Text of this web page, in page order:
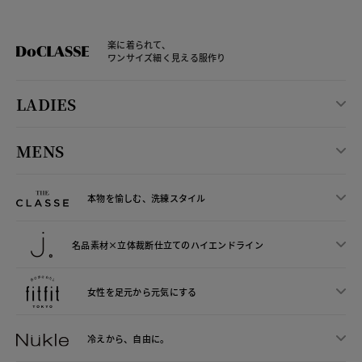
楽に着られて、
ワンサイズ細く見える服作り
LADIES
MENS
本物を愉しむ、洗練スタイル
名品素材×立体裁断仕立てのハイエンドライン
女性を足元から元気にする
冷えから、 自由に。